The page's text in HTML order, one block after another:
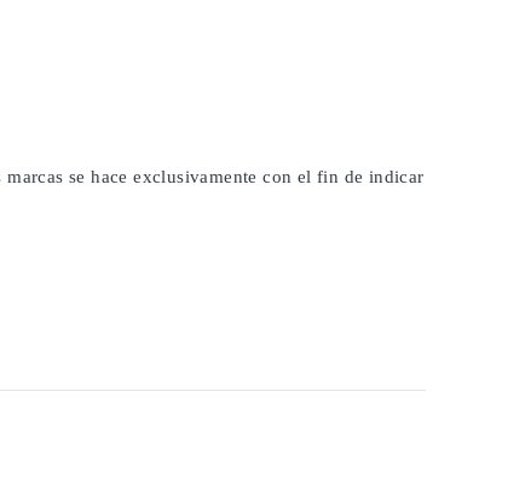
se hace exclusivamente con el fin de indicar